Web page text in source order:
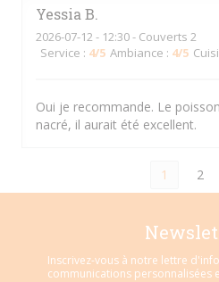
Yessia B
2026-07-12 - 12:30 - Couverts 2
Service : 4/5 Ambiance : 4/5
Oui je recommande. Le
nacré, il aurait été excellent.
1 2
Inscrivez-vous à notre lettre
communications personnalisées